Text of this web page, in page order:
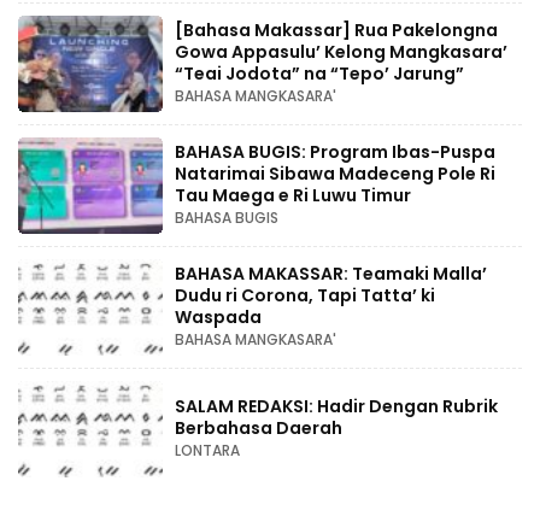
[Bahasa Makassar] Rua Pakelongna
Gowa Appasulu’ Kelong Mangkasara’
“Teai Jodota” na “Tepo’ Jarung”
BAHASA MANGKASARA'
BAHASA BUGIS: Program Ibas-Puspa
Natarimai Sibawa Madeceng Pole Ri
Tau Maega e Ri Luwu Timur
BAHASA BUGIS
BAHASA MAKASSAR: Teamaki Malla’
Dudu ri Corona, Tapi Tatta’ ki
Waspada
BAHASA MANGKASARA'
SALAM REDAKSI: Hadir Dengan Rubrik
Berbahasa Daerah
LONTARA